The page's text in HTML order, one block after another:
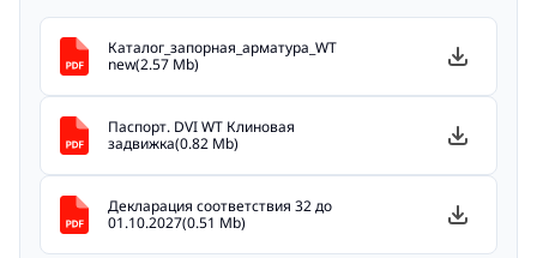
Каталог_запорная_арматура_WT
new(2.57 Mb)
Паспорт. DVI WT Клиновая
задвижка(0.82 Mb)
Декларация соответствия 32 до
01.10.2027(0.51 Mb)